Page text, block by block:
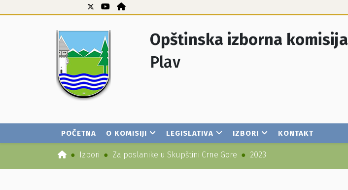
Opštinska izborna komisija
Plav
POČETNA O KOMISIJI LEGISLATIVA IZBORI KONTAKT
Izbori Za poslanike u Skupštini Crne Gore 2023